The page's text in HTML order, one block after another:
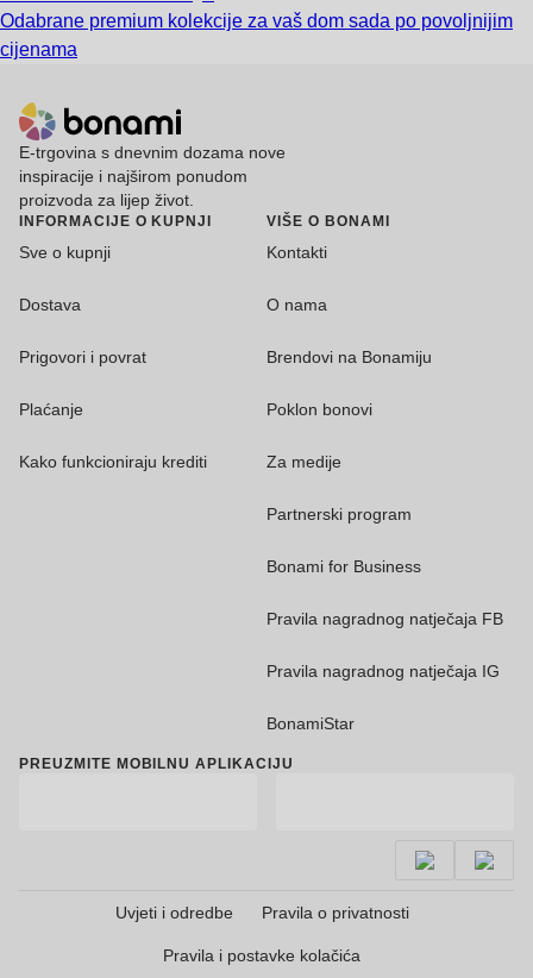
Odabrane premium kolekcije za vaš dom sada po povoljnijim
cijenama
E-trgovina s dnevnim dozama nove
inspiracije i najširom ponudom
proizvoda za lijep život.
INFORMACIJE O KUPNJI
Sve o kupnji
Dostava
Prigovori i povrat
Plaćanje
Kako funkcioniraju krediti
VIŠE O BONAMI
Kontakti
O nama
Brendovi na Bonamiju
Poklon bonovi
Za medije
Partnerski program
Bonami for Business
Pravila nagradnog natječaja FB
Pravila nagradnog natječaja IG
BonamiStar
PREUZMITE MOBILNU APLIKACIJU
Uvjeti i odredbe Pravila o privatnosti
Pravila i postavke kolačića